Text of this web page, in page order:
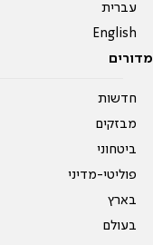
עברית
English
מדורים
חדשות
מבזקים
ביטחוני
פוליטי-מדיני
בארץ
בעולם